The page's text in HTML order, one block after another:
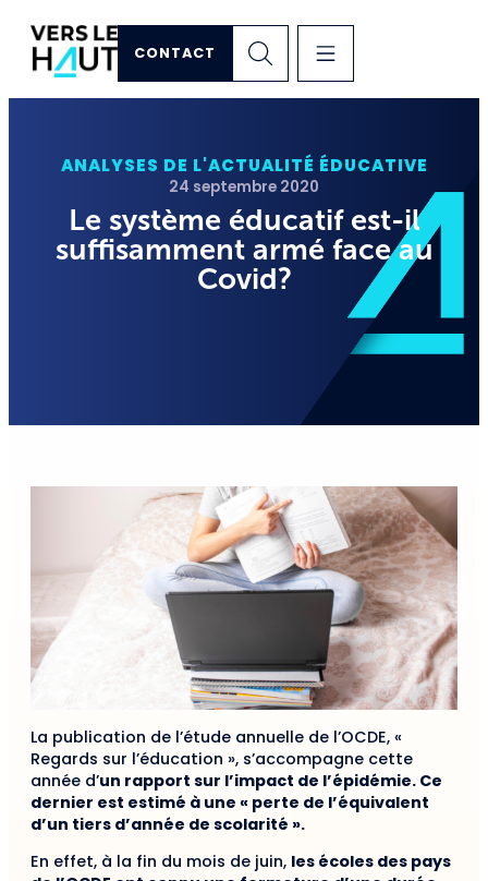
CONTACT
ANALYSES DE L'ACTUALITÉ ÉDUCATIVE
24 septembre 2020
Le système éducatif est-il
suffisamment armé face au
Covid?
La publication de l’étude annuelle de l’OCDE, «
Regards sur l’éducation », s’accompagne cette
année d’un rapport sur l’impact de l’épidémie. Ce
dernier est estimé à une « perte de l’équivalent
d’un tiers d’année de scolarité ».
En effet, à la fin du mois de juin, les écoles des pays